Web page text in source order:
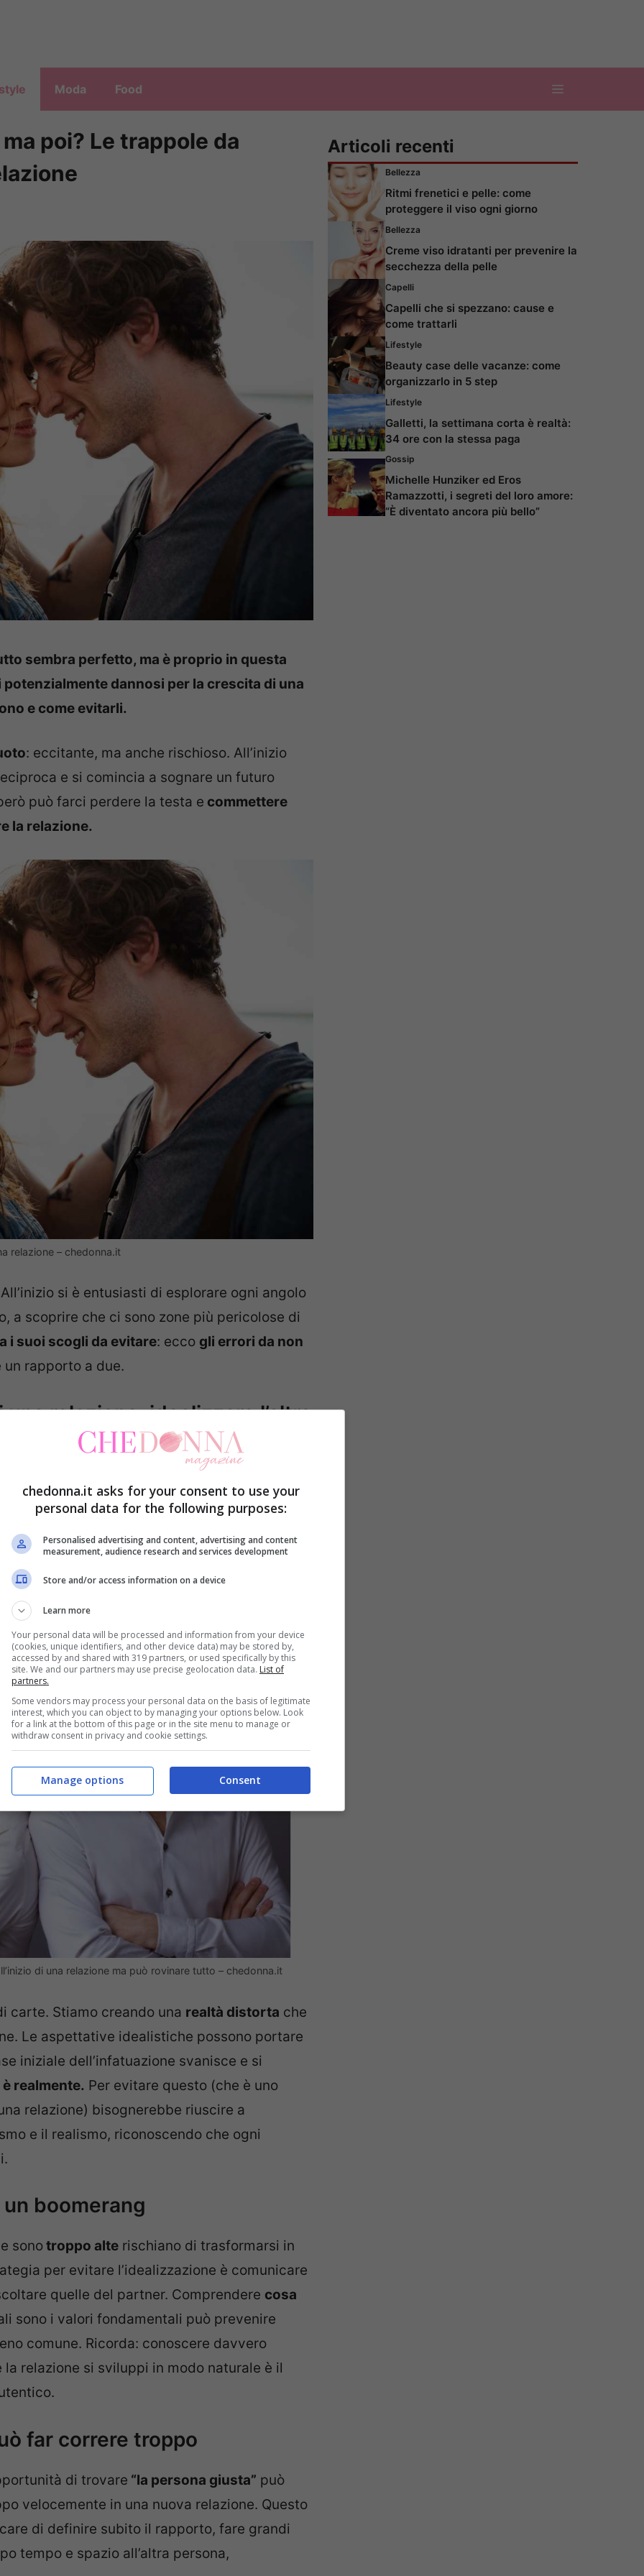
Moda Food
poi? Le trappole da
sembra perfetto, ma è proprio in questa
dannosi per la crescita di una
e come evitarli.
: eccitante, ma anche rischioso. All’inizio
e si comincia a sognare un futuro
può farci perdere la testa e commettere
la relazione.
relazione – chedonna.it
si è entusiasti di esplorare ogni angolo
a scoprire che ci sono zone più pericolose di
i suoi scogli da evitare: ecco gli errori da non
rapporto a due.
relazione: idealizzare l’altro
nella trappoladi vederel’altra persona come
propri desideri e aspettative, ignorando i difetti
che potrebbe essere motivo di
chiamato
quando le emozioni intense
di una relazione ma può rovinare tutto – chedonna.it
carte. Stiamo creando una realtà distorta che
Le aspettative idealistiche possono portare
iniziale dell’infatuazione svanisce e si
realmente. Per evitare questo (che è uno
relazione) bisognerebbe riuscire a
e il realismo, riconoscendo che ogni
boomerang
sonotroppo alte rischiano di trasformarsi in
per evitare l’idealizzazione è comunicare
quelle del partner. Comprendere cosa
sono i valori fondamentali può prevenire
comune. Ricorda: conoscere davvero
relazione si sviluppi in modo naturale è il
far correre troppo
di trovare “la persona giusta” può
velocemente in una nuova relazione. Questo
di definire subito il rapporto, fare grandi
tempo e spazio all’altra persona,
Articoli recenti
Bellezza
Ritmi frenetici e pelle: come
proteggere il viso ogni giorno
Bellezza
Creme viso idratanti per prevenire la
secchezza della pelle
Capelli
Capelli che si spezzano: cause e
come trattarli
Lifestyle
Beauty case delle vacanze: come
organizzarlo in 5 step
Lifestyle
Galletti, la settimana corta è realtà:
34 ore con la stessa paga
Gossip
Michelle Hunziker ed Eros
Ramazzotti, i segreti del loro amore:
“È diventato ancora più bello”
chedonna.it asks for your consent to use your
personal data for the following purposes:
Personalised advertising and content, advertising and content
measurement, audience research and services development
Store and/or access information on a device
Learn more
Your personal data will be processed and information from your device
(cookies, unique identifiers, and other device data) may be stored by,
accessed by and shared with 319 partners, or used specifically by this
site. We and our partners may use precise geolocation data. List of
partners.
Some vendors may process your personal data on the basis of legitimate
interest, which you can object to by managing your options below. Look
for a link at the bottom of this page or in the site menu to manage or
withdraw consent in privacy and cookie settings.
Consent
Manage options